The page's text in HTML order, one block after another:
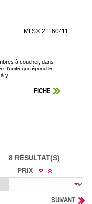
MLS® 21160411
à coucher, dans
l'unité qui répond le
y ...
FICHE
8 RÉSULTAT(S)
PRIX
SUIVANT